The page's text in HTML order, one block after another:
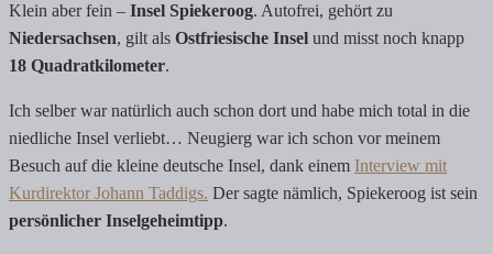
Klein aber fein – Insel Spiekeroog. Autofrei, gehört zu
Niedersachsen, gilt als Ostfriesische Insel und misst noch knapp
18 Quadratkilometer.
Ich selber war natürlich auch schon dort und habe mich total in die
niedliche Insel verliebt… Neugierg war ich schon vor meinem
Besuch auf die kleine deutsche Insel, dank einem Interview mit
Kurdirektor Johann Taddigs. Der sagte nämlich, Spiekeroog ist sein
persönlicher Inselgeheimtipp.